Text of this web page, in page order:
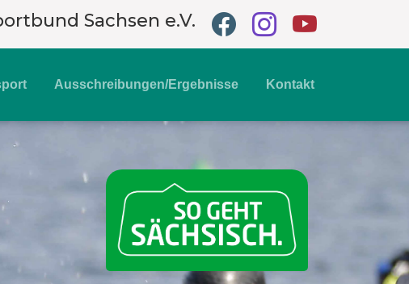
Sachsen e.V.
Ausschreibungen/Ergebnisse Kontakt